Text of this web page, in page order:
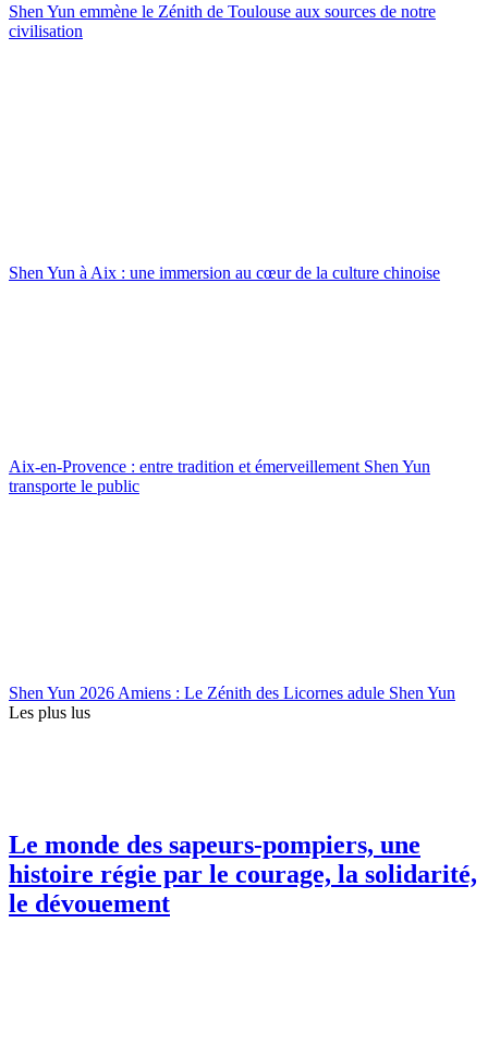
Shen Yun emmène le Zénith de Toulouse aux sources de notre
civilisation
Shen Yun à Aix : une immersion au cœur de la culture chinoise
Aix-en-Provence : entre tradition et émerveillement Shen Yun
transporte le public
Shen Yun 2026 Amiens : Le Zénith des Licornes adule Shen Yun
Les plus lus
Le monde des sapeurs-pompiers, une
histoire régie par le courage, la solidarité,
le dévouement